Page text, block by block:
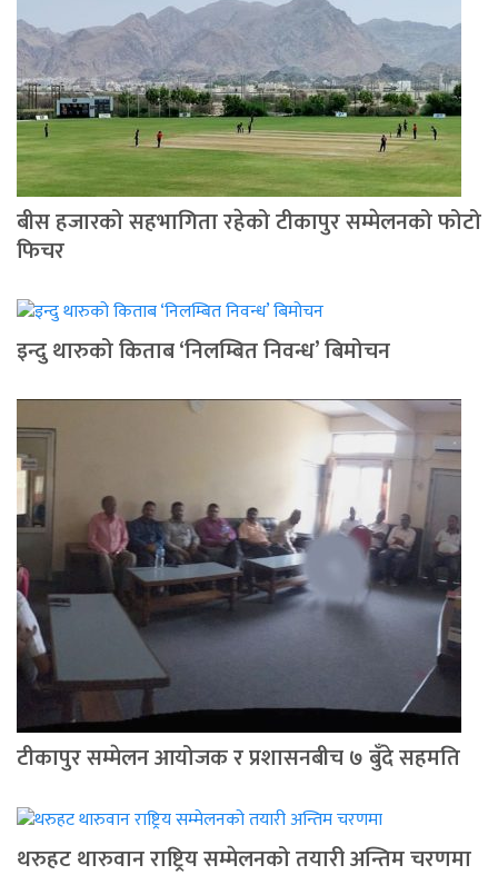
बीस हजारको सहभागिता रहेको टीकापुर सम्मेलनको फोटो
फिचर
इन्दु थारुको किताब ‘निलम्बित निवन्ध’ बिमोचन
टीकापुर सम्मेलन आयोजक र प्रशासनबीच ७ बुँदे सहमति
थरुहट थारुवान राष्ट्रिय सम्मेलनको तयारी अन्तिम चरणमा